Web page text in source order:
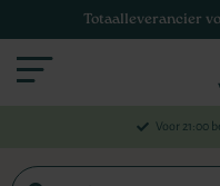
Totaalleverancier
Voor 21:00